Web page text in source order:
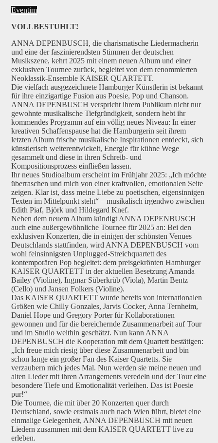
Eventim
VOLLBESTUHLT!
ANNA DEPENBUSCH, die charismatische Liedermacherin
und eine der faszinierendsten Stimmen der deutschen
Musikszene, kehrt 2025 mit einem neuen Album und einer
exklusiven Tournee zurück, begleitet von dem renommierten
Neoklassik-Ensemble KAISER QUARTETT.
Die vielfach ausgezeichnete Hamburger Künstlerin ist bekannt
für ihre einzigartige Fusion aus Poesie, Pop und Chanson.
ANNA DEPENBUSCH verspricht ihrem Publikum nicht nur
gewohnte musikalische Tiefgründigkeit, sondern hebt ihr
kommendes Programm auf ein völlig neues Niveau: In einer
kreativen Schaffenspause hat die Hamburgerin seit ihrem
letzten Album frische musikalische Inspirationen entdeckt, sich
künstlerisch weiterentwickelt, Energie für kühne Wege
gesammelt und diese in ihren Schreib- und
Kompositionsprozess einfließen lassen.
Ihr neues Studioalbum erscheint im Frühjahr 2025: „Ich möchte
überraschen und mich von einer kraftvollen, emotionalen Seite
zeigen. Klar ist, dass meine Liebe zu poetischen, eigensinnigen
Texten im Mittelpunkt steht“ – musikalisch irgendwo zwischen
Edith Piaf, Björk und Hildegard Knef.
Neben dem neuem Album kündigt ANNA DEPENBUSCH
auch eine außergewöhnliche Tournee für 2025 an: Bei den
exklusiven Konzerten, die in einigen der schönsten Venues
Deutschlands stattfinden, wird ANNA DEPENBUSCH vom
wohl feinsinnigsten Unplugged-Streichquartett des
kontemporären Pop begleitet: dem preisgekrönten Hamburger
KAISER QUARTETT in der aktuellen Besetzung Amanda
Bailey (Violine), Ingmar Süberkrüb (Viola), Martin Bentz
(Cello) und Jansen Folkers (Violine).
Das KAISER QUARTETT wurde bereits von internationalen
Größen wie Chilly Gonzales, Jarvis Cocker, Anna Ternheim,
Daniel Hope und Gregory Porter für Kollaborationen
gewonnen und für die bereichernde Zusammenarbeit auf Tour
und im Studio weithin geschätzt. Nun kann ANNA
DEPENBUSCH die Kooperation mit dem Quartett bestätigen:
„Ich freue mich riesig über diese Zusammenarbeit und bin
schon lange ein großer Fan des Kaiser Quartetts. Sie
verzaubern mich jedes Mal. Nun werden sie meine neuen und
alten Lieder mit ihren Arrangements veredeln und der Tour eine
besondere Tiefe und Emotionalität verleihen. Das ist Poesie
pur!“
Die Tournee, die mit über 20 Konzerten quer durch
Deutschland, sowie erstmals auch nach Wien führt, bietet eine
einmalige Gelegenheit, ANNA DEPENBUSCH mit neuen
Liedern zusammen mit dem KAISER QUARTETT live zu
erleben.